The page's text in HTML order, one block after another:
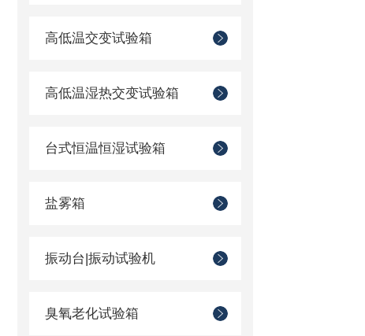
高低温交变试验箱
高低温湿热交变试验箱
台式恒温恒湿试验箱
盐雾箱
振动台|振动试验机
臭氧老化试验箱